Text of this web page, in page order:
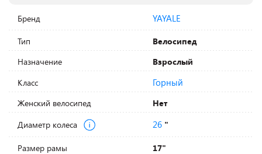
Бренд YAYALE
Тип
Велосипед
Назначение
Взрослый
Класс
Горный
Женский велосипед
Нет
Диаметр колеса
26 "
Размер рамы
17"